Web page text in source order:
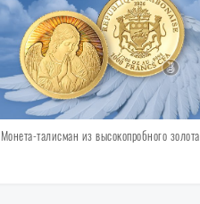
Монета-талисман из высокопробного золота